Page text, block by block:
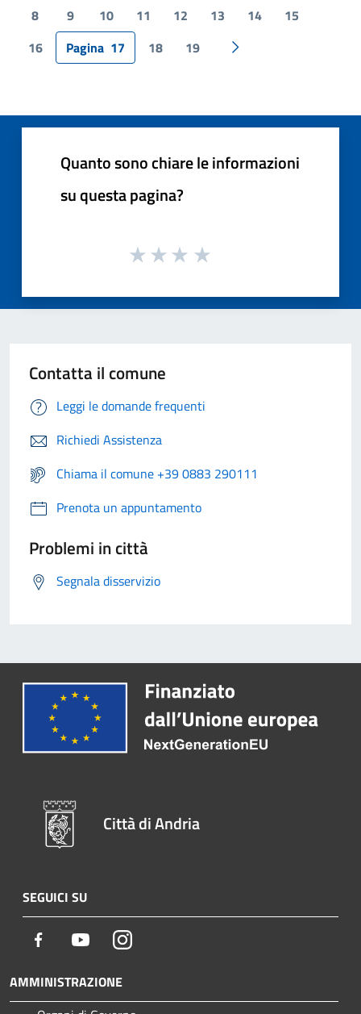
8
9 10 11 12 13 14
15
16
Pagina 17 18 19 Pagina successiva
Quanto sono chiare le informazioni
su questa pagina?
Contatta il comune
Leggi le domande frequenti
Richiedi Assistenza
Chiama il comune +39 0883 290111
Prenota un appuntamento
Problemi in città
Segnala disservizio
Città di Andria
SEGUICI SU
Facebook YoutubeInstagram
AMMINISTRAZIONE